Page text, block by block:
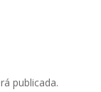
publicada.